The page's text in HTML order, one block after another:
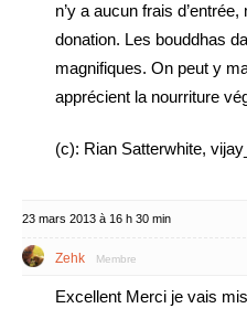
n’y a aucun frais
donation. Les bouddhas
magnifiques. On peut y
apprécient la nourriture
(c): Rian Satterwhite,
23 mars 2013 à 16 h 30 min
Zehk Membre
Excellent Merci je vais